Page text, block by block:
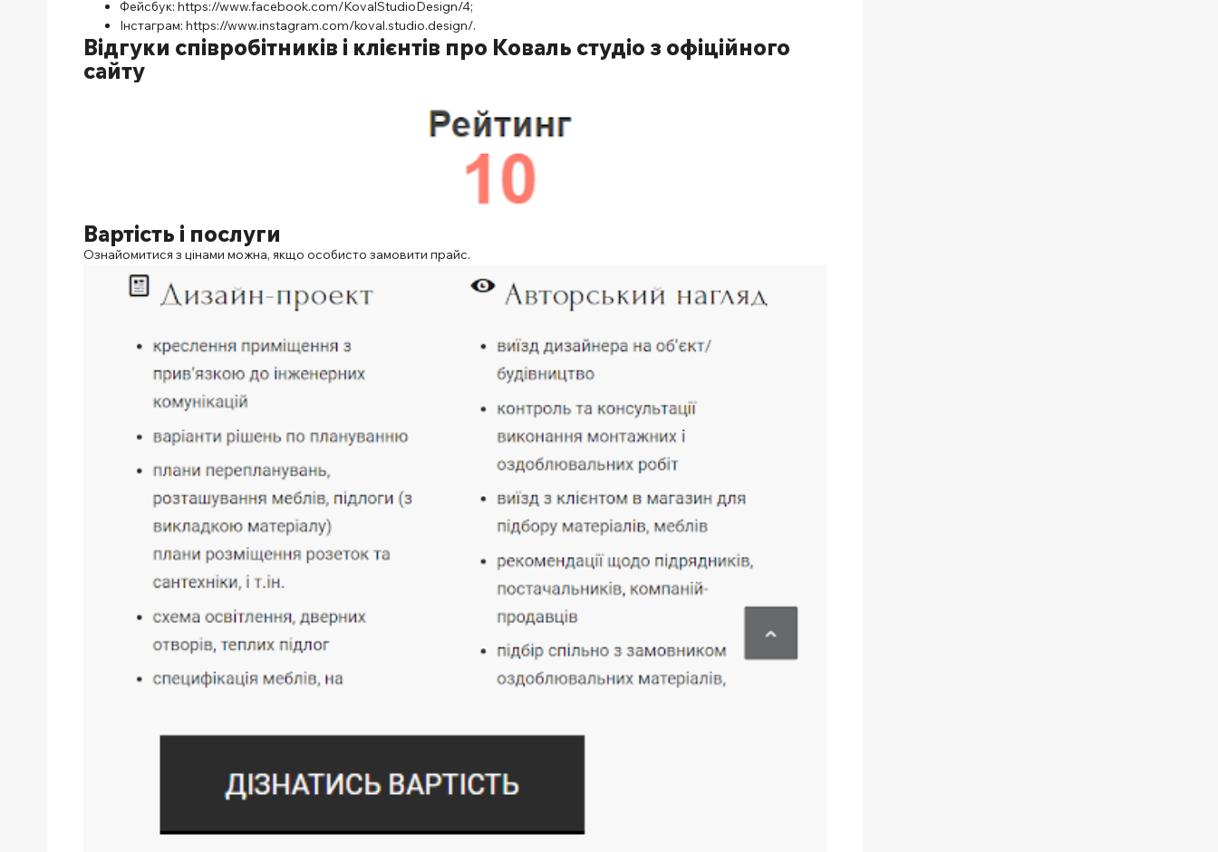
Фейсбук: https://www.facebook.com/KovalStudioDesign/4;
Інстаграм: https://www.instagram.com/koval.studio.design/.
Відгуки співробітників і клієнтів про Коваль студіо з офіційного
сайту
Вартість і послуги
Ознайомитися з цінами можна, якщо особисто замовити прайс.